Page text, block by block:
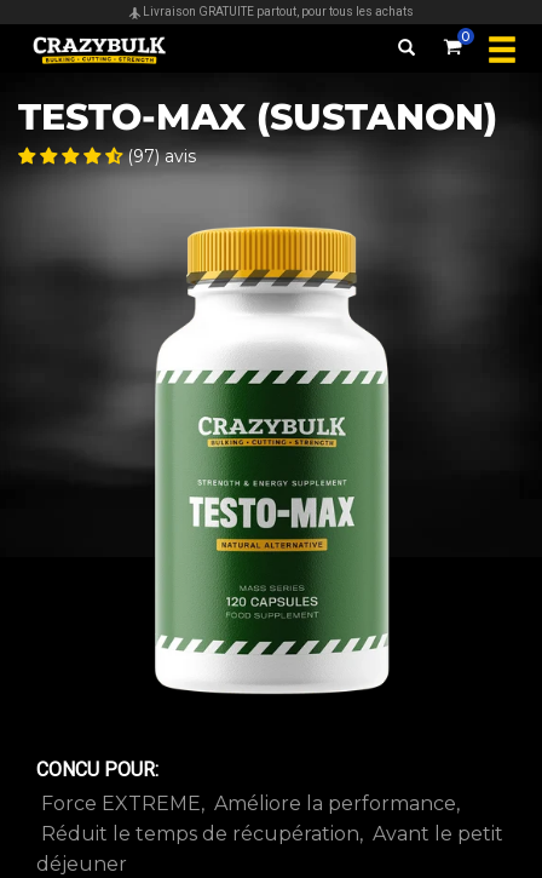
Sécurisé & presque toutes les cartes acceptées
0
TESTO-MAX (SUSTANON)
(97) avis
CONCU POUR:
Force EXTREME
Améliore la performance
Réduit le temps de récupération
Avant le petit
déjeuner